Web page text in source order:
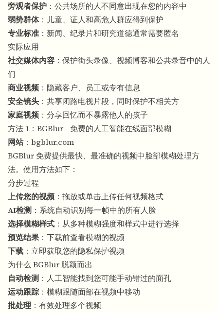
旁观者保护 ：公共场所的人不同意出现在您的内容中
弱势群体：儿童、证人和高危人群应得到保护
专业标准 ：新闻、纪录片和研究道德通常需要匿名
实际应用
社交媒体内容 ：保护街头录像、视频博客和公共录音中的人
们
商业视频 ：隐藏客户、员工或专有信息
安全镜头 ：共享闭路电视片段，同时保护不相关方
家庭视频 ：分享回忆而不暴露他人的孩子
方法 1：BGBlur - 免费的人工智能在线面部模糊
网站： bgblur.com
BGBlur 免费提供最快、最准确的视频中脸部模糊处理方
法。使用方法如下：
分步过程
上传您的视频 ：拖放或单击上传任何视频格式
AI检测 ：系统自动识别每一帧中的所有人脸
选择模糊样式 ：从多种模糊强度和样式中进行选择
预览结果 ：下载前查看模糊的视频
下载 ：立即获取您的隐私保护视频
为什么 BGBlur 脱颖而出
自动检测 ：人工智能找到您可能手动错过的面孔
运动跟踪 ：模糊跟随面部在视频中移动
批处理 ：有效处理多个视频